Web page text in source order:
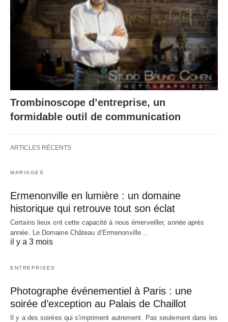
Trombinoscope d’entreprise, un
formidable outil de communication
ARTICLES RÉCENTS
MARIAGES
Ermenonville en lumière : un domaine
historique qui retrouve tout son éclat
Certains lieux ont cette capacité à nous émerveiller, année après
année. Le Domaine Château d’Ermenonville…
il y a 3 mois
ENTREPRISES
Photographe événementiel à Paris : une
soirée d’exception au Palais de Chaillot
Il y a des soirées qui s'impriment autrement. Pas seulement dans les